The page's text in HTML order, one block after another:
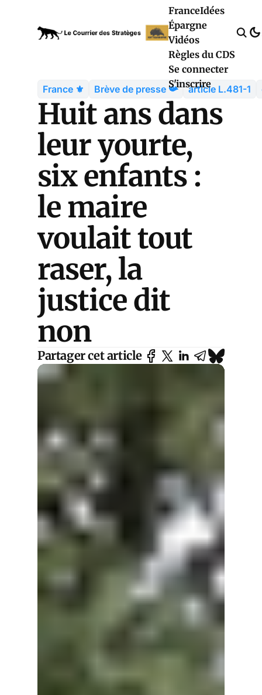
FranceIdées
Épargne
Vidéos
Règles du CDS
Se connecter
S'inscrire
France ⚜️ Brève de presse 📯 article L.481-1
Huit ans dans
leur yourte,
six enfants :
le maire
voulait tout
raser, la
justice dit
non
Partager cet article